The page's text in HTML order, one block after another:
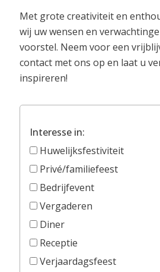
Met grote creativiteit en
wij uw wensen en
voorstel. Neem voor een
contact met ons op en laat u
inspireren!
Interesse in:
Huwelijksfestiviteit
Privé/familiefeest
Bedrijfevent
Vergaderen
Diner
Receptie
Verjaardagsfeest